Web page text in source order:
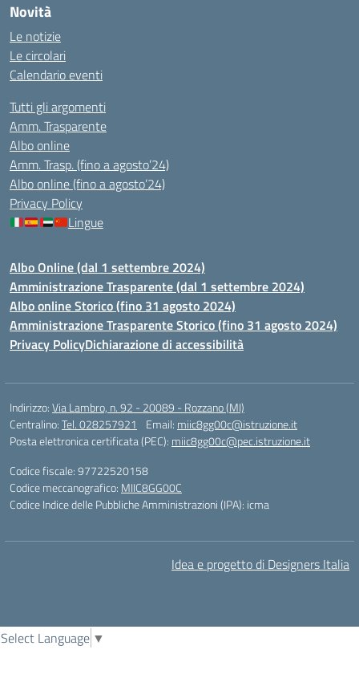
Novità
Le notizie
Le circolari
Calendario eventi
Tutti gli argomenti
Amm. Trasparente
Albo online
Amm. Trasp. (fino a agosto’24)
Albo online (fino a agosto’24)
Privacy Policy
Lingue
Albo Online (dal 1 settembre 2024)
Amministrazione Trasparente (dal 1 settembre 2024)
Albo online Storico (fino 31 agosto 2024)
Amministrazione Trasparente Storico (fino 31 agosto 2024)
Privacy PolicyDichiarazione di accessibilità
Indirizzo:Via Lambro, n. 92 - 20089 - Rozzano (MI)
Centralino:Tel. 028257921 Email: miic8gg00c@istruzione.it
Posta elettronica certificata (PEC): miic8gg00c@pec.istruzione.it
Codice fiscale: 97722520158
Codice meccanografico: MIIC8GG00C
Codice Indice delle Pubbliche Amministrazioni (IPA): icma
Idea e progetto di Designers Italia
Select Language ▼